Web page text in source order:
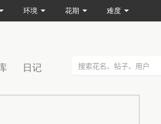
日记
环境 花期 难度